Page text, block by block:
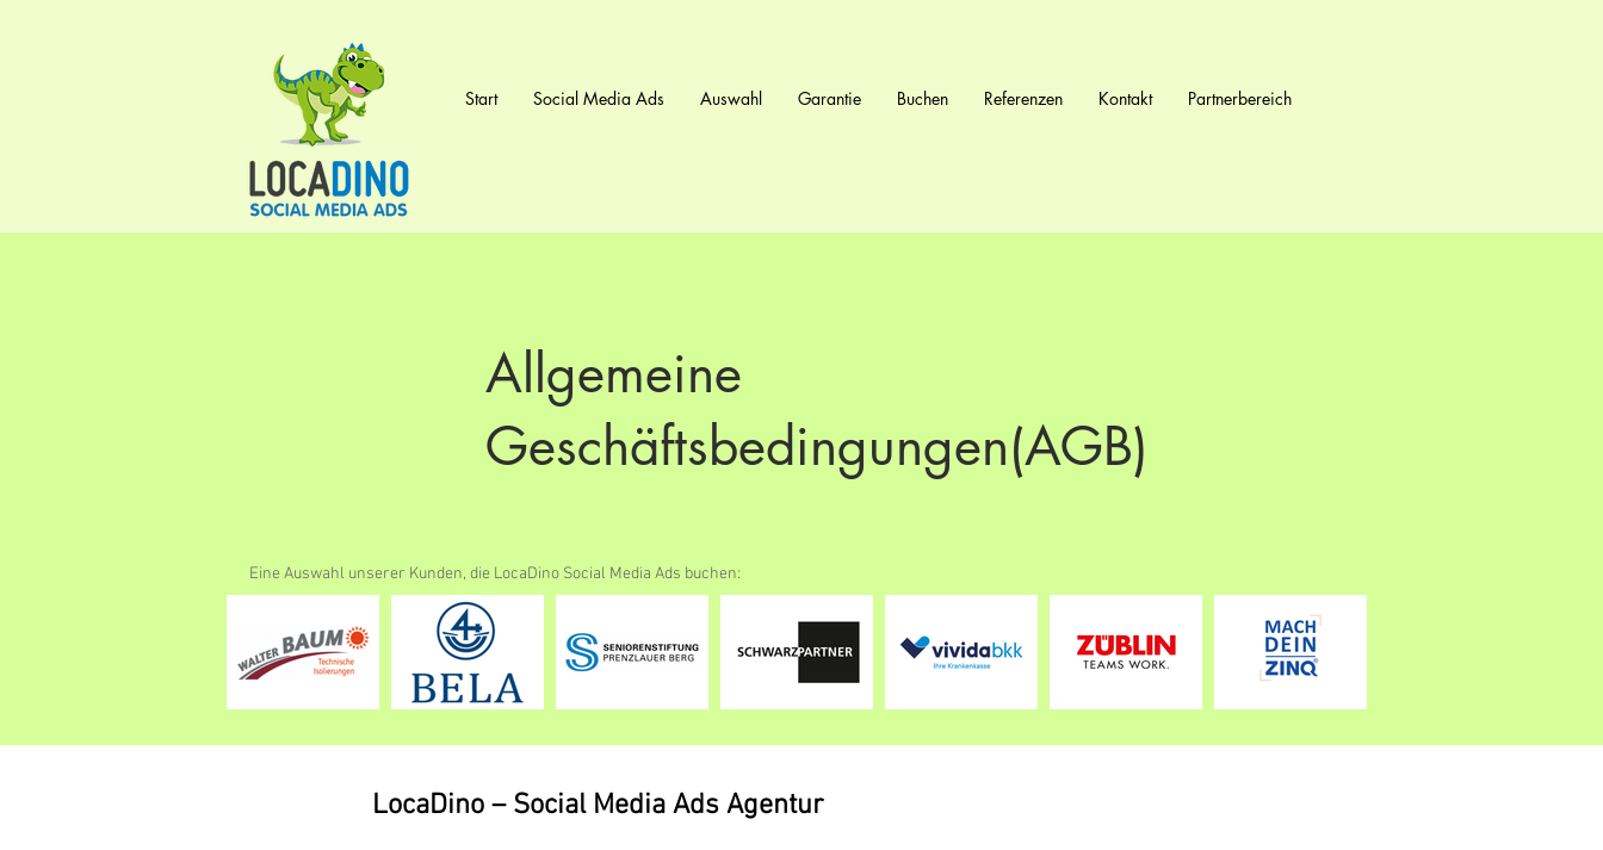
Start Social Media Ads Auswahl Garantie Buchen Referenzen Kontakt Partnerbereich
Allgemeine
Geschäftsbedingungen(AGB)
Eine Auswahl unserer Kunden, die LocaDino Social Media Ads buchen:
LocaDino – Social Media Ads Agentur